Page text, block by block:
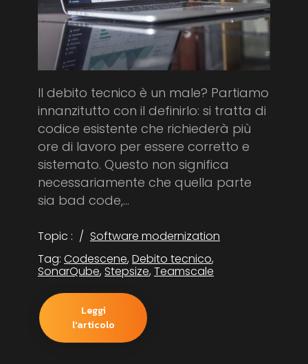
Il debito tecnico è un male? Partiamo
innanzitutto con il definirlo: si tratta di
codice esistente che richiederà più
ore di lavoro per essere corretto e
sistemato. Questo non significa
necessariamente che quella parte
sia bad code,...
Topic :
Software modernization
Tag: Codescene, Debito tecnico,
SonarQube, Stepsize, Teamscale
Leggi
l'articolo